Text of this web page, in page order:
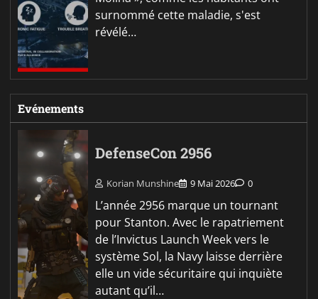
surnommé cette maladie, s'est
révélé…
Evénements
DefenseCon 2956
Korian Munshine 9 Mai 2026 0
L’année 2956 marque un tournant
pour Stanton. Avec le rapatriement
de l’Invictus Launch Week vers le
système Sol, la Navy laisse derrière
elle un vide sécuritaire qui inquiète
autant qu’il…